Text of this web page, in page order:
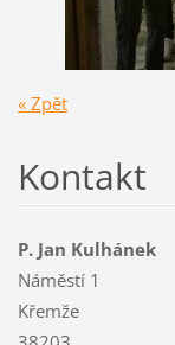
« Zpět
Kontakt
P. Jan Kulhánek
Náměstí 1
Křemže